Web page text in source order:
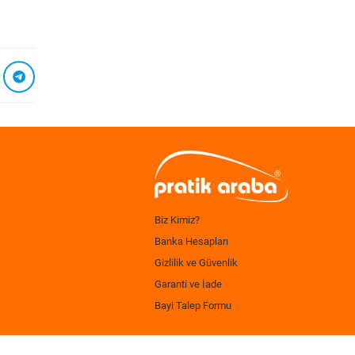
Biz Kimiz?
Banka Hesapları
Gizlilik ve Güvenlik
Garanti ve İade
Bayi Talep Formu